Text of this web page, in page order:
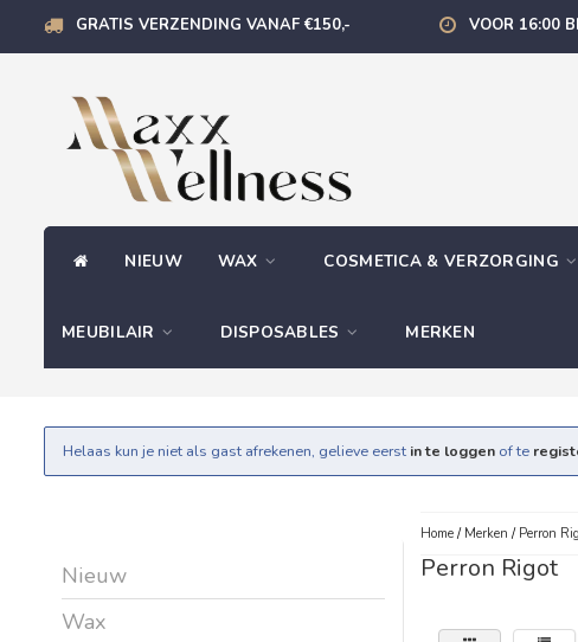
GRATIS VERZENDING VANAF €150,- VOOR 16:00
NIEUW WAX COSMETICA & VERZORGING
MEUBILAIR DISPOSABLES MERKEN
Helaas kun je niet als gast afrekenen, gelieve eerst in te loggen of te
Nieuw
Wax
Home/ Merken / Perron
Perron Rigot